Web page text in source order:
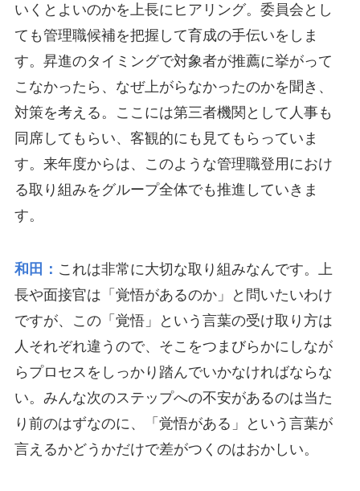
いくとよいのかを上長にヒアリング。委員会とし
ても管理職候補を把握して育成の手伝いをしま
す。昇進のタイミングで対象者が推薦に挙がって
こなかったら、なぜ上がらなかったのかを聞き、
対策を考える。ここには第三者機関として人事も
同席してもらい、客観的にも見てもらっていま
す。来年度からは、このような管理職登用におけ
る取り組みをグループ全体でも推進していきま
す。
和田： これは非常に大切な取り組みなんです。上
長や面接官は「覚悟があるのか」と問いたいわけ
ですが、この「覚悟」という言葉の受け取り方は
人それぞれ違うので、そこをつまびらかにしなが
らプロセスをしっかり踏んでいかなければならな
い。みんな次のステップへの不安があるのは当た
り前のはずなのに、「覚悟がある」という言葉が
言えるかどうかだけで差がつくのはおかしい。